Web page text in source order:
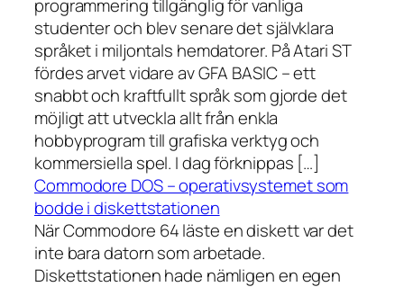
programmering tillgänglig för vanliga
studenter och blev senare det självklara
språket i miljontals hemdatorer. På Atari ST
fördes arvet vidare av GFA BASIC – ett
snabbt och kraftfullt språk som gjorde det
möjligt att utveckla allt från enkla
hobbyprogram till grafiska verktyg och
kommersiella spel. I dag förknippas […]
Commodore DOS – operativsystemet som
bodde i diskettstationen
När Commodore 64 läste en diskett var det
inte bara datorn som arbetade.
Diskettstationen hade nämligen en egen